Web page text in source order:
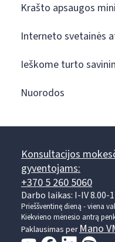
Krašto apsaugos
Interneto svetainės
Ieškome turto
Nuorodos
Konsultacijos
gyventojams:
+370 5 260 5060
Darbo laikas: I-IV 8.00-
Prieššventinę dieną - viena
Kiekvieno mėnesio antrą
Paklausimas perMano